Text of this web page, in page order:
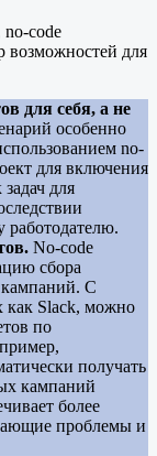
code
возможностей для
для себя, а не
особенно
no-
для включения
для
работодателю.
No-code
сбора
С
как Slack, можно
по
получать
кампаний
более
проблемы и